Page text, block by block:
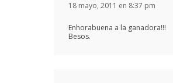
18 mayo, 2011 en 8:37 pm
Enhorabuena a la ganadora!!!
Besos.